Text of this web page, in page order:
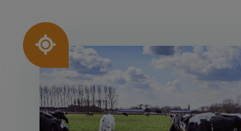
Afbeelding